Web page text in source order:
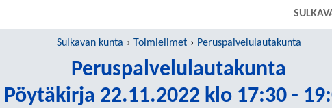
Sulkavan kunta Toimielimet Peruspalvelulautakunta
Peruspalvelulautakunta
Pöytäkirja 22.11.2022 klo 17:30 -